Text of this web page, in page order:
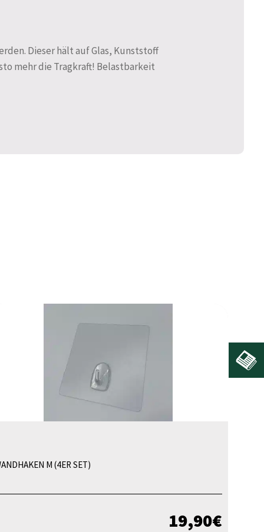
Dieser hält auf Glas, Kunststoff
mehr die Tragkraft! Belastbarkeit
M (4ER SET)
19,90€